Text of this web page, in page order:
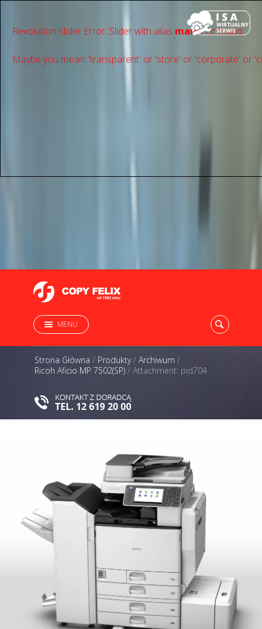
Revolution Slider Error: Slider with alias mainnot found.
Maybe you mean: 'transparent' or 'store' or 'сorporate' or
MENU
Strona Główna / Produkty/ Archiwum /
Ricoh Aficio MP 7502(SP) / Attachment: pid704